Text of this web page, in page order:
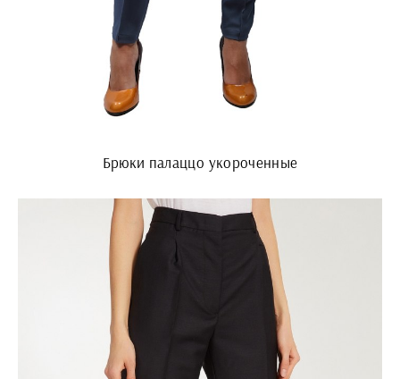
Брюки палаццо укороченные